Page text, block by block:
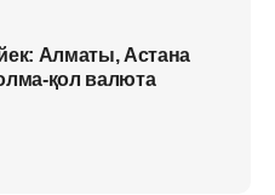
Алматы, Астана
қол валюта